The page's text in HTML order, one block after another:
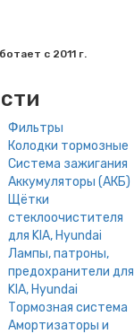
с 2011 г.
Фильтры
Колодки тормозные
Система зажигания
Аккумуляторы (АКБ)
Щётки
стеклоочистителя
для KIA, Hyundai
Лампы, патроны,
предохранители для
KIA, Hyundai
Тормозная система
Амортизаторы и